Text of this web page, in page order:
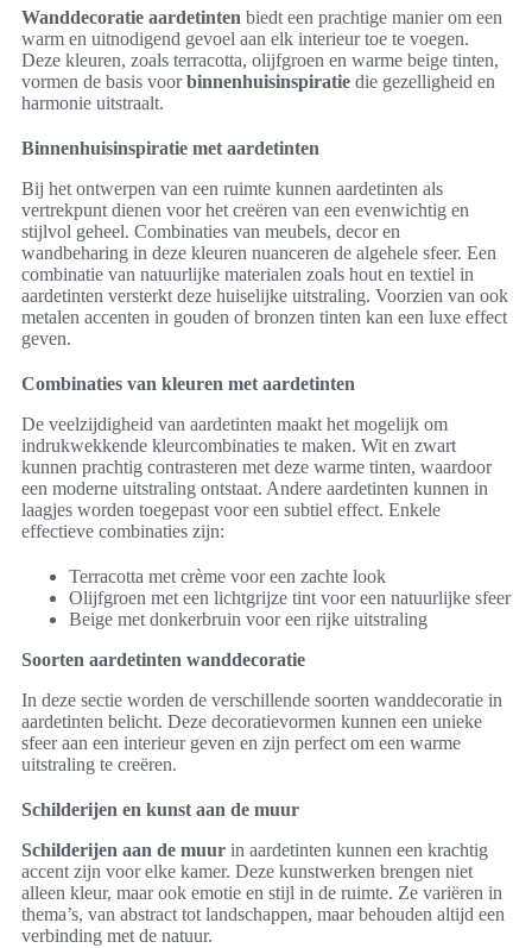
Wanddecoratie aardetinten biedt een prachtige manier om een
warm en uitnodigend gevoel aan elk interieur toe te voegen.
Deze kleuren, zoals terracotta, olijfgroen en warme beige tinten,
vormen de basis voorbinnenhuisinspiratie die gezelligheid en
harmonie uitstraalt.
Binnenhuisinspiratie met aardetinten
Bij het ontwerpen van een ruimte kunnen aardetinten als
vertrekpunt dienen voor het creëren van een evenwichtig en
stijlvol geheel. Combinaties van meubels, decor en
wandbeharing in deze kleuren nuanceren de algehele sfeer. Een
combinatie van natuurlijke materialen zoals hout en textiel in
aardetinten versterkt deze huiselijke uitstraling. Voorzien van ook
metalen accenten in gouden of bronzen tinten kan een luxe effect
geven.
Combinaties van kleuren met aardetinten
De veelzijdigheid van aardetinten maakt het mogelijk om
indrukwekkende kleurcombinaties te maken. Wit en zwart
kunnen prachtig contrasteren met deze warme tinten, waardoor
een moderne uitstraling ontstaat. Andere aardetinten kunnen in
laagjes worden toegepast voor een subtiel effect. Enkele
effectieve combinaties zijn:
Terracotta met crème voor een zachte look
Olijfgroen met een lichtgrijze tint voor een natuurlijke sfeer
Beige met donkerbruin voor een rijke uitstraling
Soorten aardetinten wanddecoratie
In deze sectie worden de verschillende soorten wanddecoratie in
aardetinten belicht. Deze decoratievormen kunnen een unieke
sfeer aan een interieur geven en zijn perfect om een warme
uitstraling te creëren.
Schilderijen en kunst aan de muur
Schilderijen aan de muur in aardetinten kunnen een krachtig
accent zijn voor elke kamer. Deze kunstwerken brengen niet
alleen kleur, maar ook emotie en stijl in de ruimte. Ze variëren in
thema’s, van abstract tot landschappen, maar behouden altijd een
verbinding met de natuur.